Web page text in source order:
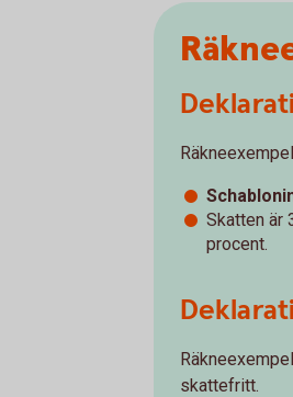
Skatten är
procent.
skattefritt.